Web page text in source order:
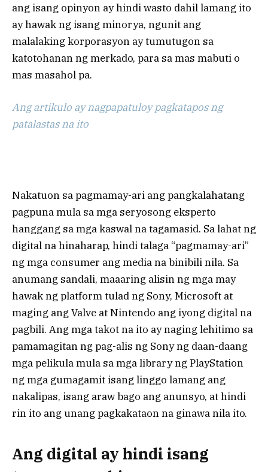
ang isang opinyon ay hindi wasto dahil lamang ito
ay hawak ng isang minorya, ngunit ang
malalaking korporasyon ay tumutugon sa
katotohanan ng merkado, para sa mas mabuti o
mas masahol pa.
Ang artikulo ay nagpapatuloy pagkatapos ng
patalastas na ito
Nakatuon sa pagmamay-ari ang pangkalahatang
pagpuna mula sa mga seryosong eksperto
hanggang sa mga kaswal na tagamasid. Sa lahat ng
digital na hinaharap, hindi talaga “pagmamay-ari”
ng mga consumer ang media na binibili nila. Sa
anumang sandali, maaaring alisin ng mga may
hawak ng platform tulad ng Sony, Microsoft at
maging ang Valve at Nintendo ang iyong digital na
pagbili. Ang mga takot na ito ay naging lehitimo sa
pamamagitan ng pag-alis ng Sony ng daan-daang
mga pelikula mula sa mga library ng PlayStation
ng mga gumagamit isang linggo lamang ang
nakalipas, isang araw bago ang anunsyo, at hindi
rin ito ang unang pagkakataon na ginawa nila ito.
Ang digital ay hindi isang